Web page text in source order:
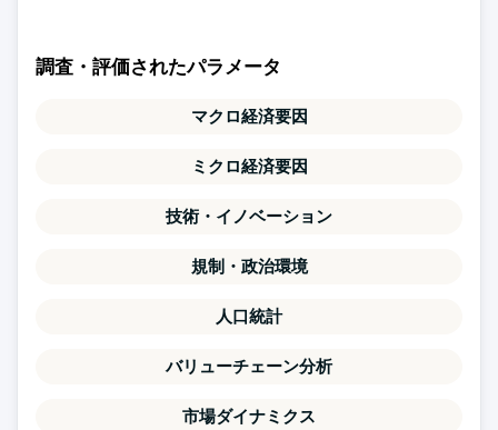
調査・評価されたパラメータ
マクロ経済要因
ミクロ経済要因
技術・イノベーション
規制・政治環境
人口統計
バリューチェーン分析
市場ダイナミクス